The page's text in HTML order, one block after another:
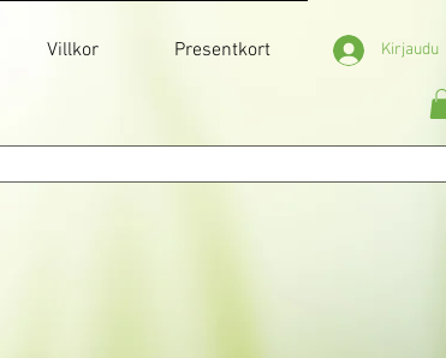
Villkor Presentkort Kirjaudu